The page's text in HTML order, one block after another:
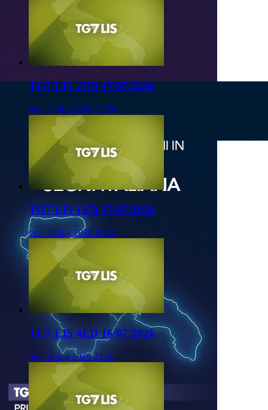
TG7 LIS 2ED 17/07/2026
ven, 17 lug 2026 13:50
TG7 LIS 1ED 17/07/2026
ven, 17 lug 2026 09:50
TG7 LIS 4ED 16/07/2026
gio, 16 lug 2026 23:50